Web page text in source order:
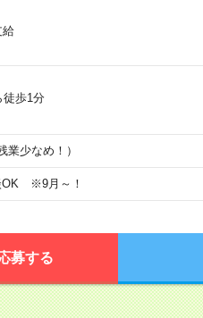
給
徒歩1分
少なめ！）
OK ※9月～！
募する